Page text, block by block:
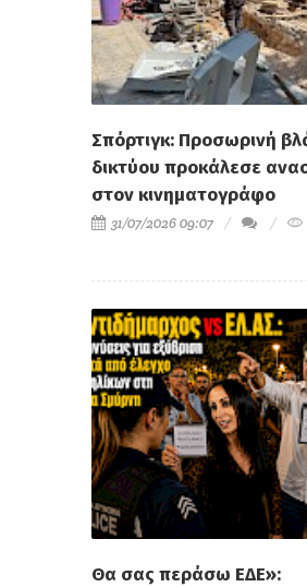
Σπόρτιγκ: Προσωρινή
δικτύου προκάλεσε
στον κινηματογράφο
31/07/2026 09:07
Θα σας περάσω ΕΔΕ»: